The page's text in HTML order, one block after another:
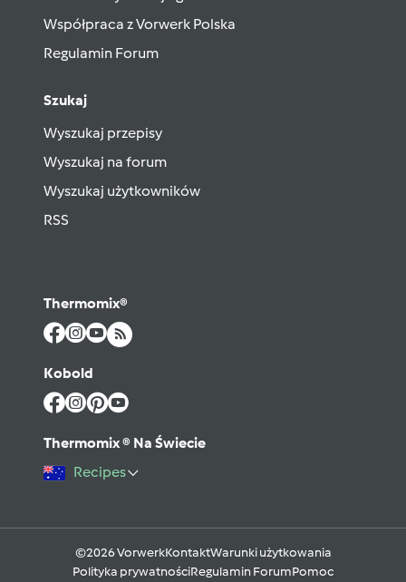
Współpraca z Vorwerk Polska
Regulamin Forum
Szukaj
Wyszukaj przepisy
Wyszukaj na forum
Wyszukaj użytkowników
RSS
Thermomix®
Kobold
Thermomix ® Na Świecie
Recipes
©2026 VorwerkKontaktWarunki użytkowania
Polityka prywatnościRegulamin ForumPomoc